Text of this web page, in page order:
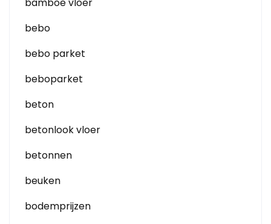
bebo
bebo parket
beboparket
beton
betonlook vloer
betonnen
beuken
bodemprijzen